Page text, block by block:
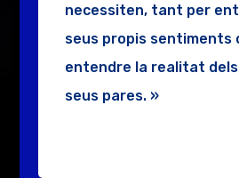
necessiten, tant per
seus propis sentiments
entendre la realitat dels
seus pares. »